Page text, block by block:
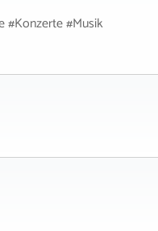
#Konzerte #Musik